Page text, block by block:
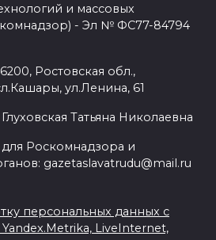
и массовых
- Эл № ФС77-84794
Ростовская обл.,
ул.Ленина, 61
Татьяна Николаевна
Роскомнадзора и
gazetaslavatrudu@mail.ru
персональных данных с
LiveInternet,